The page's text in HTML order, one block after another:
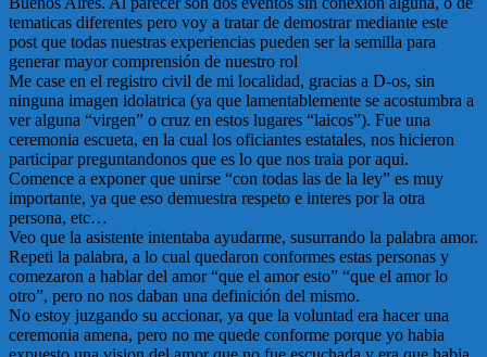
tematicas diferentes pero voy a tratar de demostrar mediante este
post que todas nuestras experiencias pueden ser la semilla para
generar mayor comprensión de nuestro rol
Me case en el registro civil de mi localidad, gracias a D-os, sin
ninguna imagen idolatrica (ya que lamentablemente se acostumbra a
ver alguna “virgen” o cruz en estos lugares “laicos”). Fue una
ceremonia escueta, en la cual los oficiantes estatales, nos hicieron
participar preguntandonos que es lo que nos traia por aqui.
Comence a exponer que unirse “con todas las de la ley” es muy
importante, ya que eso demuestra respeto e interes por la otra
persona, etc…
Veo que la asistente intentaba ayudarme, susurrando la palabra amor.
Repeti la palabra, a lo cual quedaron conformes estas personas y
comezaron a hablar del amor “que el amor esto” “que el amor lo
otro”, pero no nos daban una definición del mismo.
No estoy juzgando su accionar, ya que la voluntad era hacer una
ceremonia amena, pero no me quede conforme porque yo habia